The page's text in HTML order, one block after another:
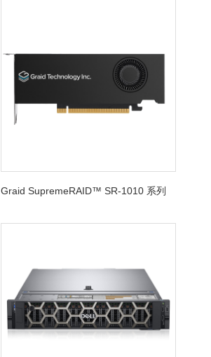
Graid SupremeRAID™ SR-1010 系列